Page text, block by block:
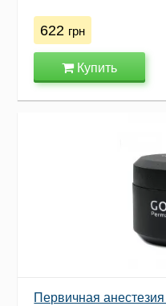
622 грн
Купить
Первичная